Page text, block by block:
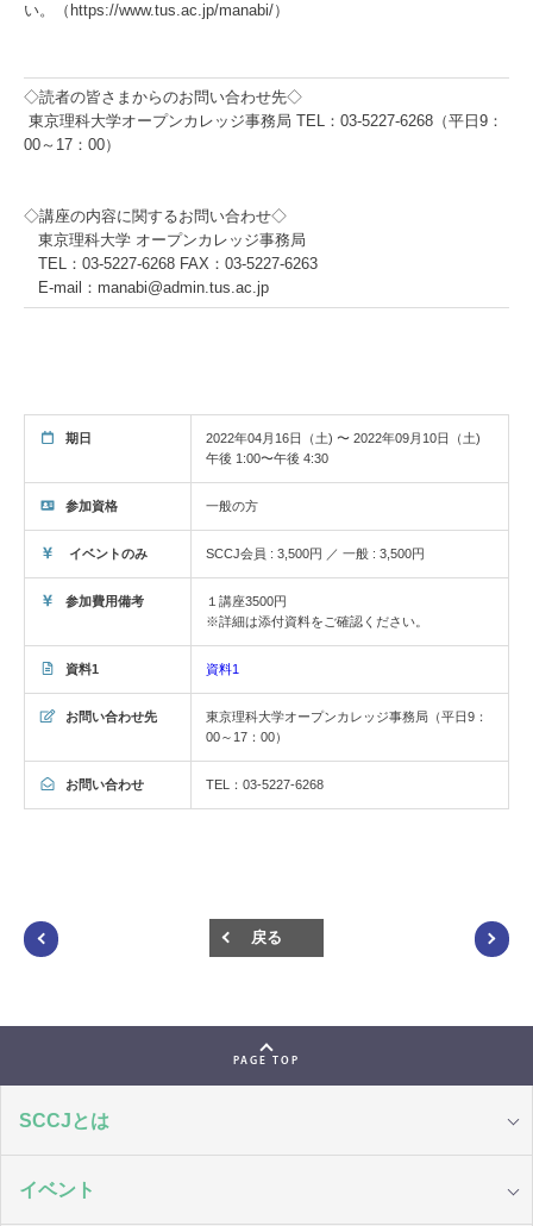
い。（https://www.tus.ac.jp/manabi/）
◇読者の皆さまからのお問い合わせ先◇
東京理科大学オープンカレッジ事務局 TEL：03-5227-6268（平日9：
00～17：00）
◇講座の内容に関するお問い合わせ◇
東京理科大学 オープンカレッジ事務局
TEL：03-5227-6268 FAX：03-5227-6263
E-mail：manabi@admin.tus.ac.jp
期日
2022年04月16日（土) 〜 2022年09月10日（土)
午後 1:00〜午後 4:30
参加資格 一般の方
イベントのみ SCCJ会員 : 3,500円 ／ 一般 : 3,500円
参加費用備考
１講座3500円
※詳細は添付資料をご確認ください。
資料1 資料1
お問い合わせ先
東京理科大学オープンカレッジ事務局（平日9：
00～17：00）
お問い合わせ TEL：03-5227-6268
戻る
PAGE TOP
SCCJとは
イベント